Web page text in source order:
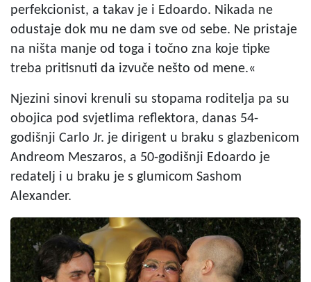
perfekcionist, a takav je i Edoardo. Nikada ne
odustaje dok mu ne dam sve od sebe. Ne pristaje
na ništa manje od toga i točno zna koje tipke
treba pritisnuti da izvuče nešto od mene.«
Njezini sinovi krenuli su stopama roditelja pa su
obojica pod svjetlima reflektora, danas 54-
godišnji Carlo Jr. je dirigent u braku s glazbenicom
Andreom Meszaros, a 50-godišnji Edoardo je
redatelj i u braku je s glumicom Sashom
Alexander.